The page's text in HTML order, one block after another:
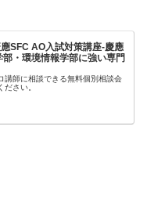
SFC AO入試対策講座-慶應
・環境情報学部に強い専門
講師に相談できる無料個別相談会
さい。